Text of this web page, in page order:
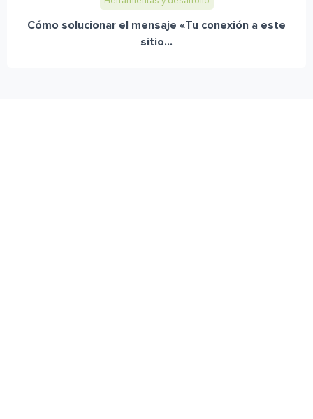
Cómo solucionar el mensaje «Tu conexión a este
sitio...